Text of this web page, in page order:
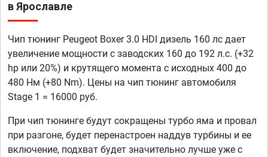
в Ярославле
Чип тюнинг Peugeot Boxer 3.0 HDI дизель 160 лс дает
увеличение мощности с заводских 160 до 192 л.с. (+32
hp или 20%) и крутящего момента с исходных 400 до
480 Нм (+80 Nm). Цены на чип тюнинг автомобиля
Stage 1 = 16000 руб.
При чип тюнинге будут сокращены турбо яма и провал
при разгоне, будет перенастроен наддув турбины и ее
включение, подхват будет значительно лучше уже с